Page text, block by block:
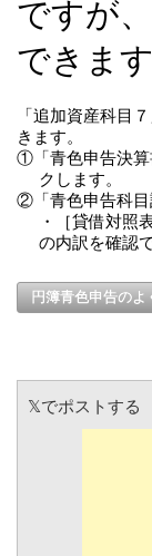
ですが
できます
「追加資産科目
きます。
①「青色申告決算
クします。
②「青色申告科目
・［貸借対照
の内訳を確認
円簿青色申告の
𝕏でポストする